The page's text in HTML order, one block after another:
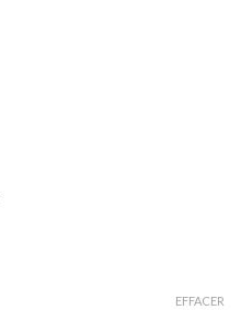
EFFACER